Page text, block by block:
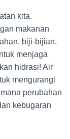
kita.
makanan
biji-bijian,
menjaga
hidrasi! Air
mengurangi
perubahan
kebugaran